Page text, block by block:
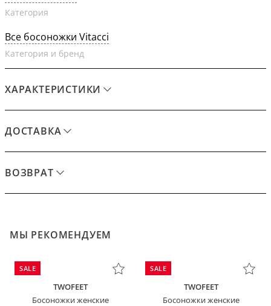
Категория
Все босоножки Vitacci
Категория и бренд
ХАРАКТЕРИСТИКИ
ДОСТАВКА
ВОЗВРАТ
МЫ РЕКОМЕНДУЕМ
SALE
TWOFEET
Босоножки женские
SALE
TWOFEET
Босоножки женские